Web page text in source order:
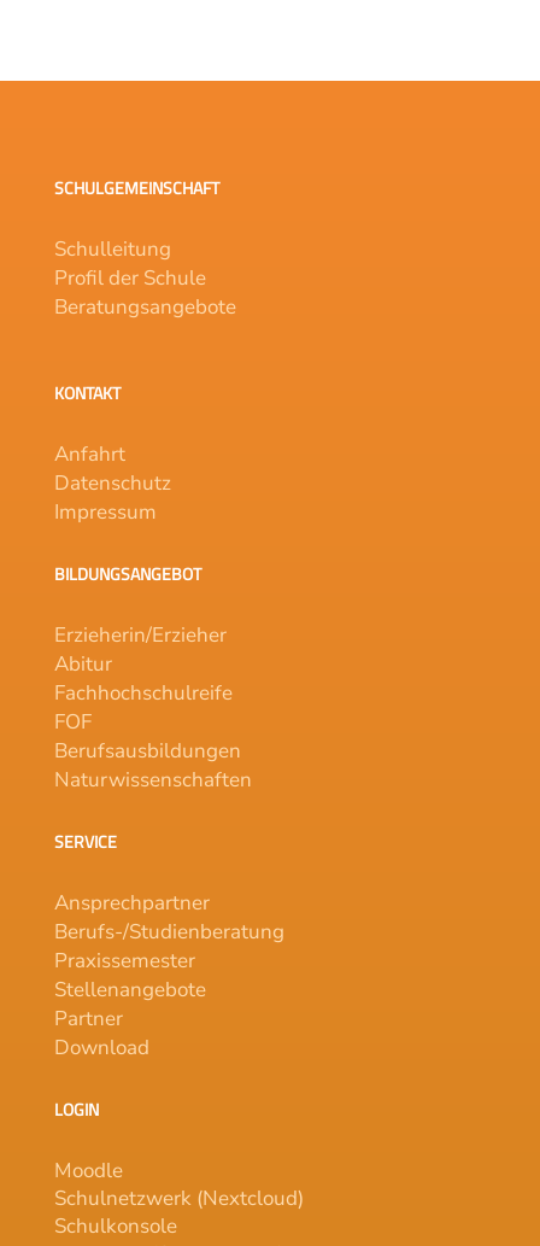
SCHULGEMEINSCHAFT
Schulleitung
Profil der Schule
Beratungsangebote
KONTAKT
Anfahrt
Datenschutz
Impressum
BILDUNGSANGEBOT
Erzieherin/Erzieher
Abitur
Fachhochschulreife
FOF
Berufsausbildungen
Naturwissenschaften
SERVICE
Ansprechpartner
Berufs-/Studienberatung
Praxissemester
Stellenangebote
Partner
Download
LOGIN
Moodle
Schulnetzwerk (Nextcloud)
Schulkonsole